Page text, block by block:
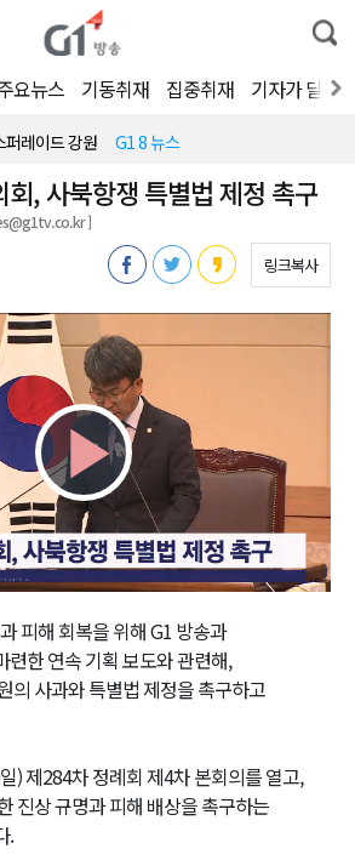
통
합
색
요뉴스 기동취재 집중취재 기자가 달려
퍼레이드 강원 G1 8 뉴스
, 사북항쟁 특별법 제정 촉구
]
링크복사
Play
Video
피해 회복을 위해 G1 방송과
한 연속 기획 보도와 관련해,
의 사과와 특별법 제정을 촉구하고
) 제284차 정례회 제4차 본회의를 열고,
진상 규명과 피해 배상을 촉구하는
.